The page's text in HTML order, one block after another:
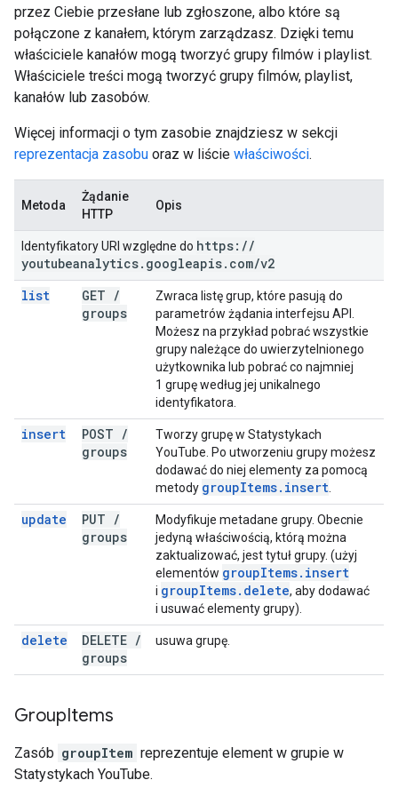
przez Ciebie przesłane lub zgłoszone, albo które są
połączone z kanałem, którym zarządzasz. Dzięki temu
właściciele kanałów mogą tworzyć grupy filmów i playlist.
Właściciele treści mogą tworzyć grupy filmów, playlist,
kanałów lub zasobów.
Więcej informacji o tym zasobie znajdziesz w sekcji
reprezentacja zasobu oraz w liście właściwości.
Metoda
Żądanie
HTTP
Opis
Identyfikatory URI względne do https: //
youtubeanalytics. googleapis. com/v2
list
GET /
groups
Zwraca listę grup, które pasują do
parametrów żądania interfejsu API.
Możesz na przykład pobrać wszystkie
grupy należące do uwierzytelnionego
użytkownika lub pobrać co najmniej
1 grupę według jej unikalnego
identyfikatora.
insert POST /
groups
Tworzy grupę w Statystykach
YouTube. Po utworzeniu grupy możesz
dodawać do niej elementy za pomocą
metody groupItems. insert
update PUT /
groups
Modyfikuje metadane grupy. Obecnie
jedyną właściwością, którą można
zaktualizować, jest tytuł grupy. (użyj
elementów groupItems. insert
i groupItems. delete, aby dodawać
i usuwać elementy grupy).
delete DELETE /
groups
usuwa grupę.
GroupItems
Zasób groupItem reprezentuje element w grupie w
Statystykach YouTube.